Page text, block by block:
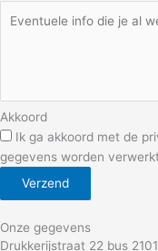
Akkoord
Ik ga akkoord met de
gegevens worden
Verzend
Onze gegevens
Drukkerijstraat 22 bus 2101